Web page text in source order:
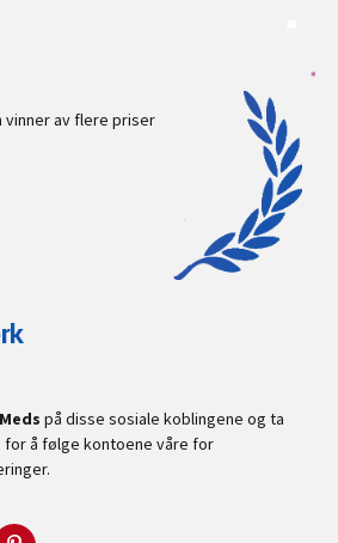
vinner av flere priser
på disse sosiale koblingene og ta
for å følge kontoene våre for